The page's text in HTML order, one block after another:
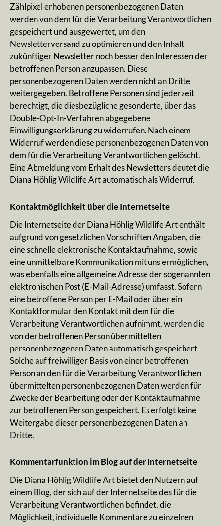
Zählpixel erhobenen personenbezogenen Daten,
werden von dem für die Verarbeitung Verantwortlichen
gespeichert und ausgewertet, um den
Newsletterversand zu optimieren und den Inhalt
zukünftiger Newsletter noch besser den Interessen der
betroffenen Person anzupassen. Diese
personenbezogenen Daten werden nicht an Dritte
weitergegeben. Betroffene Personen sind jederzeit
berechtigt, die diesbezügliche gesonderte, über das
Double-Opt-In-Verfahren abgegebene
Einwilligungserklärung zu widerrufen. Nach einem
Widerruf werden diese personenbezogenen Daten von
dem für die Verarbeitung Verantwortlichen gelöscht.
Eine Abmeldung vom Erhalt des Newsletters deutet die
Diana Höhlig Wildlife Art automatisch als Widerruf.
Kontaktmöglichkeit über die Internetseite
Die Internetseite der Diana Höhlig Wildlife Art enthält
aufgrund von gesetzlichen Vorschriften Angaben, die
eine schnelle elektronische Kontaktaufnahme, sowie
eine unmittelbare Kommunikation mit uns ermöglichen,
was ebenfalls eine allgemeine Adresse der sogenannten
elektronischen Post (E-Mail-Adresse) umfasst. Sofern
eine betroffene Person per E-Mail oder über ein
Kontaktformular den Kontakt mit dem für die
Verarbeitung Verantwortlichen aufnimmt, werden die
von der betroffenen Person übermittelten
personenbezogenen Daten automatisch gespeichert.
Solche auf freiwilliger Basis von einer betroffenen
Person an den für die Verarbeitung Verantwortlichen
übermittelten personenbezogenen Daten werden für
Zwecke der Bearbeitung oder der Kontaktaufnahme
zur betroffenen Person gespeichert. Es erfolgt keine
Weitergabe dieser personenbezogenen Daten an
Dritte.
Kommentarfunktion im Blog auf der Internetseite
Die Diana Höhlig Wildlife Art bietet den Nutzern auf
einem Blog, der sich auf der Internetseite des für die
Verarbeitung Verantwortlichen befindet, die
Möglichkeit, individuelle Kommentare zu einzelnen